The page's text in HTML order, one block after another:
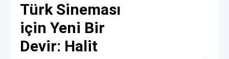
Türk Sineması
için Yeni Bir
Devir: Halit